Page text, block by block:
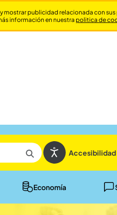
Accesibilidad
Economía
publicidad relacionada con
información en nuestra politica de